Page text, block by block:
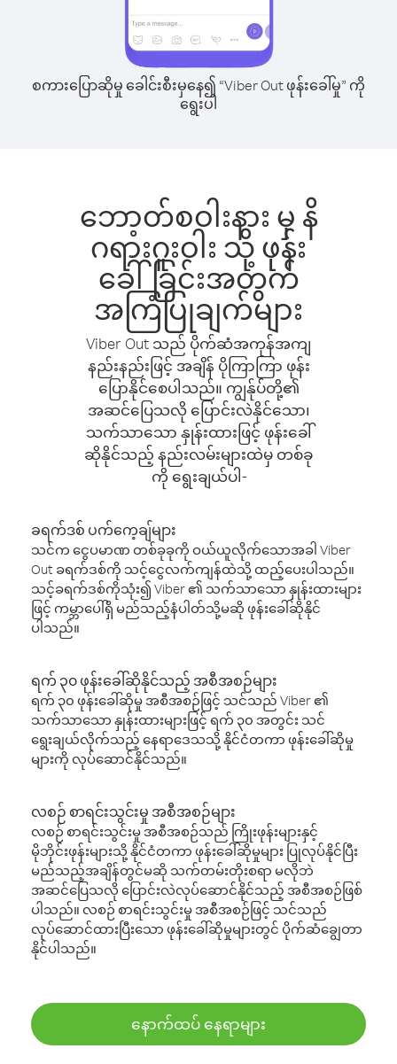
စကားပြောဆိုမှု ခေါင်းစီးမှနေ၍ “Viber Out ဖုန်းခေါ်မှု” ကို
ရွေးပါ
ဘော့တ်စဝါးနား မှ နိ
ဂရားဂူးဝါး သို့ ဖုန်း
ခေါ်ခြင်းအတွက်
အကြံပြုချက်များ
Viber Out သည် ပိုက်ဆံအကုန်အကျ
နည်းနည်းဖြင့် အချိန် ပိုကြာကြာ ဖုန်း
ပြောနိုင်စေပါသည်။ ကျွန်ုပ်တို့၏
အဆင်ပြေသလို ပြောင်းလဲနိုင်သော၊
သက်သာသော နှုန်းထားဖြင့် ဖုန်းခေါ်
ဆိုနိုင်သည့် နည်းလမ်းများထဲမှ တစ်ခု
ကို ရွေးချယ်ပါ-
ခရက်ဒစ် ပက်ကေ့ချ်များ
သင်က ငွေပမာဏ တစ်ခုခုကို ဝယ်ယူလိုက်သောအခါ Viber
Out ခရက်ဒစ်ကို သင့်ငွေလက်ကျန်ထဲသို့ ထည့်ပေးပါသည်။
သင့်ခရက်ဒစ်ကိုသုံး၍ Viber ၏ သက်သာသော နှုန်းထားများ
ဖြင့် ကမ္ဘာပေါ်ရှိ မည်သည့်နံပါတ်သို့မဆို ဖုန်းခေါ်ဆိုနိုင်
ပါသည်။
ရက် ၃၀ ဖုန်းခေါ်ဆိုနိုင်သည့် အစီအစဉ်များ
ရက် ၃၀ ဖုန်းခေါ်ဆိုမှု အစီအစဉ်ဖြင့် သင်သည် Viber ၏
သက်သာသော နှုန်းထားများဖြင့် ရက် ၃၀ အတွင်း သင်
ရွေးချယ်လိုက်သည့် နေရာဒေသသို့ နိုင်ငံတကာ ဖုန်းခေါ်ဆိုမှု
များကို လုပ်ဆောင်နိုင်သည်။
လစဉ် စာရင်းသွင်းမှု အစီအစဉ်များ
လစဉ် စာရင်းသွင်းမှု အစီအစဉ်သည် ကြိုးဖုန်းများနှင့်
မိုဘိုင်းဖုန်းများသို့ နိုင်ငံတကာ ဖုန်းခေါ်ဆိုမှုများ ပြုလုပ်နိုင်ပြီး
မည်သည့်အချိန်တွင်မဆို သက်တမ်းတိုးစရာ မလိုဘဲ
အဆင်ပြေသလို ပြောင်းလဲလုပ်ဆောင်နိုင်သည့် အစီအစဉ်ဖြစ်
ပါသည်။ လစဉ် စာရင်းသွင်းမှု အစီအစဉ်ဖြင့် သင်သည်
လုပ်ဆောင်ထားပြီးသော ဖုန်းခေါ်ဆိုမှုများတွင် ပိုက်ဆံချွေတာ
နိုင်ပါသည်။
နောက်ထပ် နေရာများ